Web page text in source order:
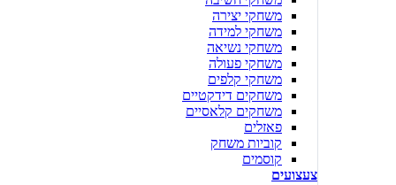
משחקי יצירה
משחקי למידה
משחקי נשיאה
משחקי פעולה
משחקי קלפים
משחקים דידקטיים
משחקים קלאסיים
פאזלים
קוביות משחק
קוסמים
צעצועים